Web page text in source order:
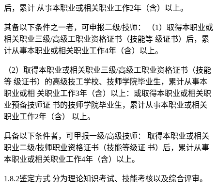
后，累计 从事本职业或相关职业工作2年（含）以上。
其备以下条件之一者，可申报二级/技师： （1）取得本职业或
相关职业三级/高级工职业资格证书（技能等 级证书）后，累
计从事本职业或相关职业工作4年（含）以上。
（2）取得本职业或相关职业三级/高级工职业资格证书（技能
等 级证书）的高级技工学校、技师学院毕业生，累计从事本
职业或相 关职业工作3年（含）以上：或取得本职业或相关职
业预备技师证 书的技师学院毕业生，累计从事本职业或相关
职业工作2年（含） 以上。
具备以下条件者，可甲报一级/高级技师： 取得本职业或相关
职业二级/技师职业资格证书（技能等级证 书）后，累计从事
本职业或相关职业工作4年（含）以上。
1.8.2鉴定方式 分为理论知识考试、技能考核以及综合评审。